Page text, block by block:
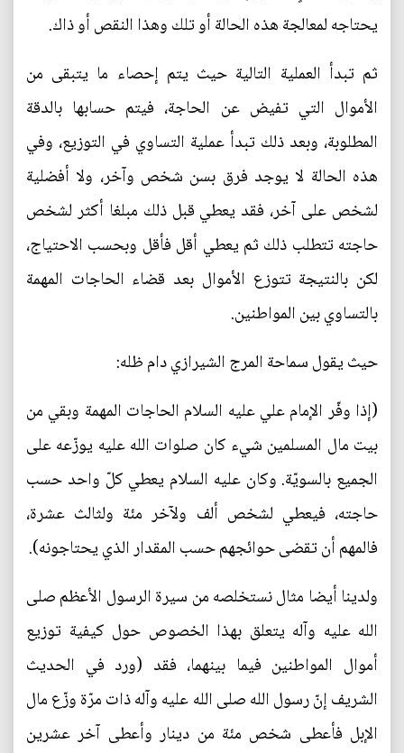
يحتاجه لمعالجة هذه الحالة أو تلك وهذا النقص أو ذاك.
ثم تبدأ العملية التالية حيث يتم إحصاء ما يتبقى من
الأموال التي تفيض عن الحاجة، فيتم حسابها بالدقة
المطلوبة، وبعد ذلك تبدأ عملية التساوي في التوزيع، وفي
هذه الحالة لا يوجد فرق بسن شخص وآخر، ولا أفضلية
لشخص على آخر، فقد يعطي قبل ذلك مبلغا أكثر لشخص
حاجته تتطلب ذلك ثم يعطي أقل فأقل وبحسب الاحتياج،
لكن بالنتيجة تتوزع الأموال بعد قضاء الحاجات المهمة
بالتساوي بين المواطنين.
حيث يقول سماحة المرج الشيرازي دام ظله:
(إذا وفّر الإمام علي عليه السلام الحاجات المهمة وبقي من
بيت مال المسلمين شيء كان صلوات الله عليه يوزّعه على
الجميع بالسويّة. وكان عليه السلام يعطي كلّ واحد حسب
حاجته، فيعطي لشخص ألف ولآخر مئة ولثالث عشرة،
فالمهم أن تقضى حوائجهم حسب المقدار الذي يحتاجونه).
ولدينا أيضا مثال نستخلصه من سيرة الرسول الأعظم صلى
الله عليه وآله يتعلق بهذا الخصوص حول كيفية توزيع
أموال المواطنين فيما بينهما، فقد (ورد في الحديث
الشريف إنّ رسول الله صلى الله عليه وآله ذات مرّة وزّع مال
الإبل فأعطى شخص مئة من دينار وأعطى آخر عشرين